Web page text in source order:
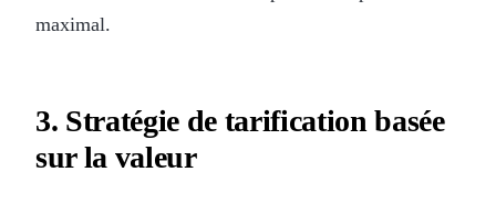
maximal.
3. Stratégie de tarification basée
sur la valeur